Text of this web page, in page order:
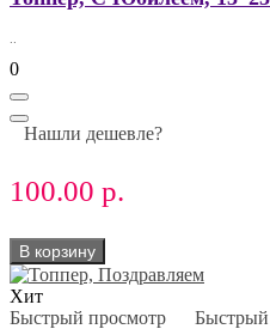
0
Нашли дешевле?
100.00 р.
В корзину
Хит
Быстрый просмотр
Быстрый